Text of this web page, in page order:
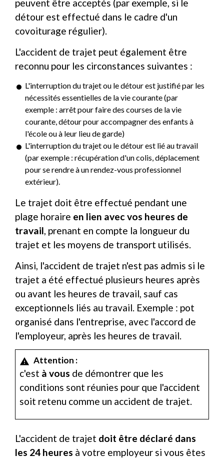
peuvent être acceptés (par exemple, si le
détour est effectué dans le cadre d'un
covoiturage régulier).
L'accident de trajet peut également être
reconnu pour les circonstances suivantes :
L'interruption du trajet ou le détour est justifié par les
nécessités essentielles de la vie courante (par
exemple : arrêt pour faire des courses de la vie
courante, détour pour accompagner des enfants à
l'école ou à leur lieu de garde)
L'interruption du trajet ou le détour est lié au travail
(par exemple : récupération d'un colis, déplacement
pour se rendre à un rendez-vous professionnel
extérieur).
Le trajet doit être effectué pendant une
plage horaire en lien avec vos heures de
travail, prenant en compte la longueur du
trajet et les moyens de transport utilisés.
Ainsi, l'accident de trajet n'est pas admis si le
trajet a été effectué plusieurs heures après
ou avant les heures de travail, sauf cas
exceptionnels liés au travail. Exemple : pot
organisé dans l'entreprise, avec l'accord de
l'employeur, après les heures de travail.
warning Attention :
c'est à vous de démontrer que les
conditions sont réunies pour que l'accident
soit retenu comme un accident de trajet.
L'accident de trajet doit être déclaré dans
les 24 heures à votre employeur si vous êtes